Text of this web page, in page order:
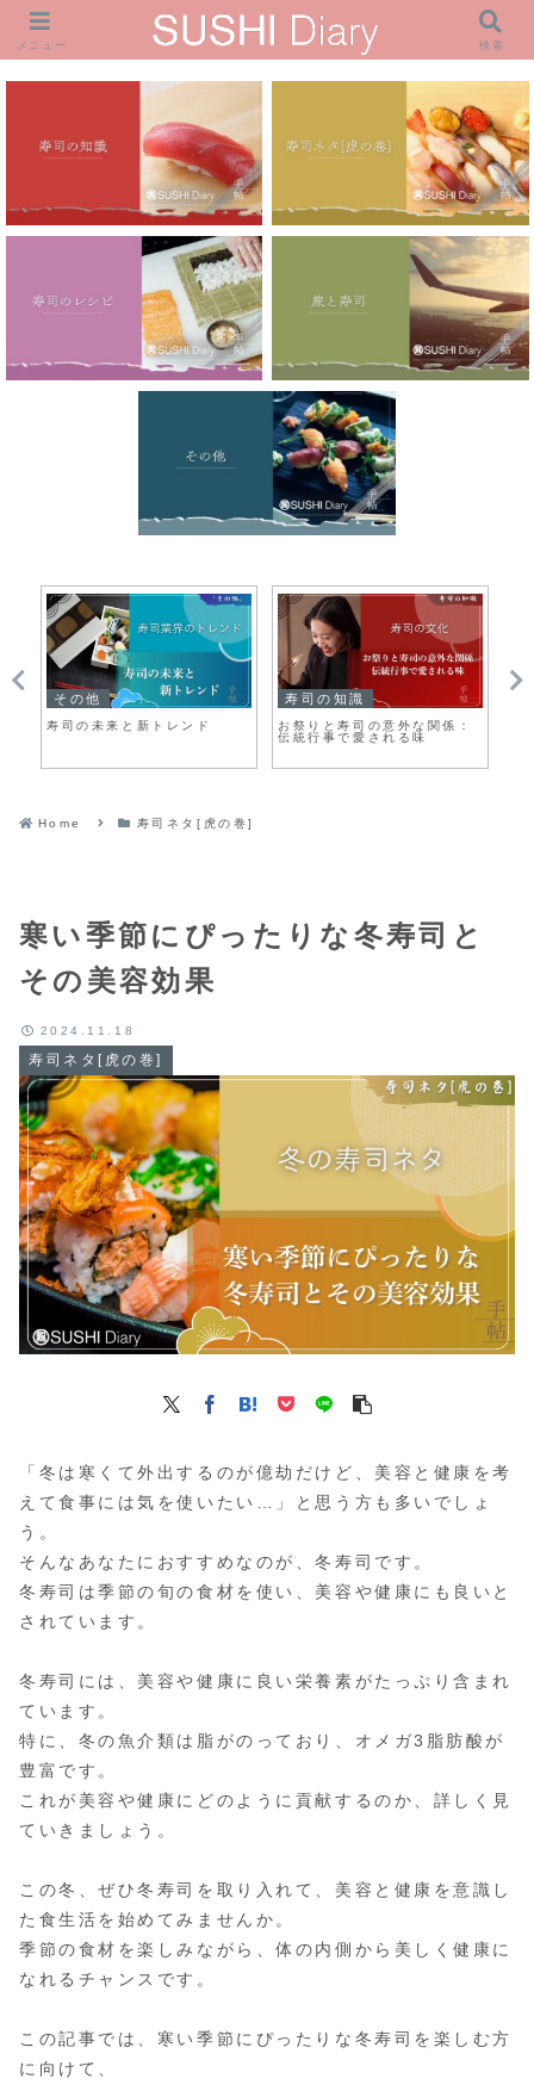
その他
寿司の未来と新トレンド
寿司の知識
お祭りと寿司の意外な関係：
伝統行事で愛される味
Home 寿司ネタ[虎の巻]
寒い季節にぴったりな冬寿司と
その美容効果
寿司ネタ[虎の巻]
2024.11.18
「冬は寒くて外出するのが億劫だけど、美容と健康を考
えて食事には気を使いたい…」と思う方も多いでしょ
う。
そんなあなたにおすすめなのが、冬寿司です。
冬寿司は季節の旬の食材を使い、美容や健康にも良いと
されています。
冬寿司には、美容や健康に良い栄養素がたっぷり含まれ
ています。
特に、冬の魚介類は脂がのっており、オメガ3脂肪酸が
豊富です。
これが美容や健康にどのように貢献するのか、詳しく見
ていきましょう。
この冬、ぜひ冬寿司を取り入れて、美容と健康を意識し
た食生活を始めてみませんか。
季節の食材を楽しみながら、体の内側から美しく健康に
なれるチャンスです。
この記事では、寒い季節にぴったりな冬寿司を楽しむ方
に向けて、
メニュー 検索